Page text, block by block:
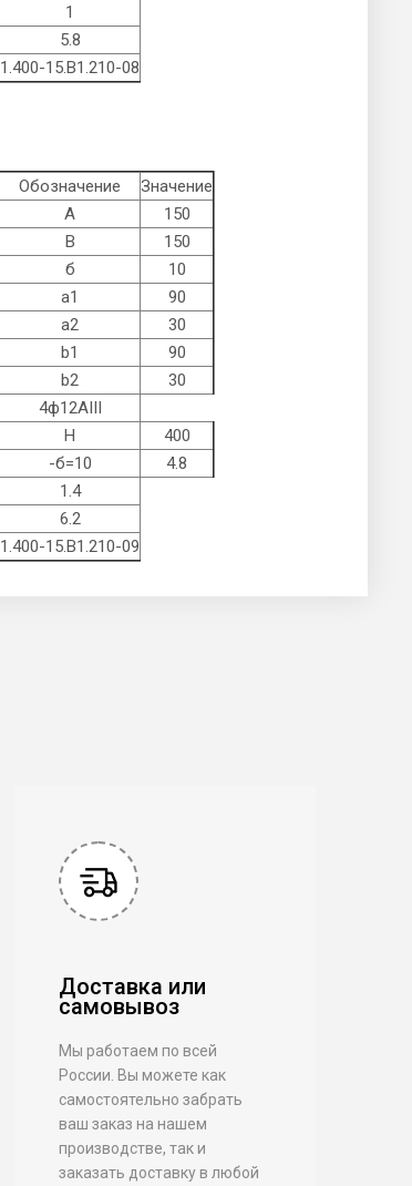
1
5.8
1.400-15.B1.210-08
Обозначение
Значение
А
150
B
150
б
10
а1
90
а2
30
b1
90
b2
30
4ф12AIII
Н
400
-б=10
4.8
1.4
6.2
1.400-15.B1.210-09
Доставка или
самовывоз
Мы работаем по всей
России. Вы можете как
самостоятельно забрать
ваш заказ на нашем
производстве, так и
заказать доставку в любой